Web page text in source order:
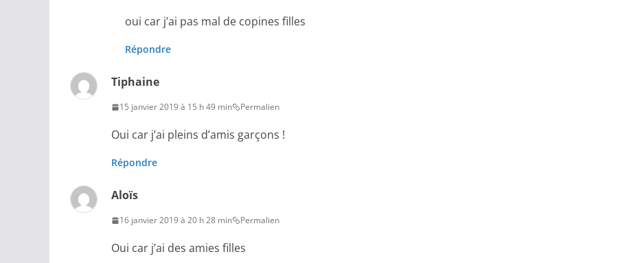
oui car j’ai pas mal de copines filles
Répondre
Tiphaine
15 janvier 2019 à 15 h 49 min Permalien
Oui car j’ai pleins d’amis garçons !
Répondre
Aloïs
16 janvier 2019 à 20 h 28 min Permalien
Oui car j’ai des amies filles